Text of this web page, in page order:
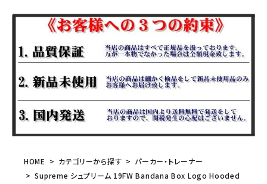
HOME カテゴリーから探す
パーカー・トレーナー
Supreme シュプリーム 19FW Bandana Box Logo Hooded